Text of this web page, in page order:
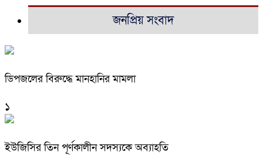
জনপ্রিয় সংবাদ
ডিপজলের বিরুদ্ধে মানহানির মামলা
১
ইউজিসির তিন পূর্ণকালীন সদস্যকে অব্যাহতি